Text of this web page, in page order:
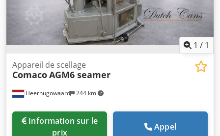
1 / 1
Heerhugowaard 244 km
Appareil de scellage
ComacoAGM6 seamer
prix
Appel